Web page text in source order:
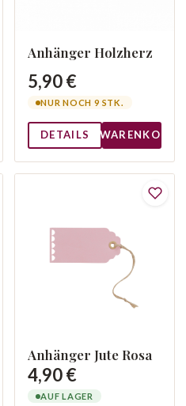
Anhänger Holzherz
5,90 €
NUR NOCH 9 STK.
DETAILS WARENKORB
Anhänger Jute Rosa
4,90 €
AUF LAGER